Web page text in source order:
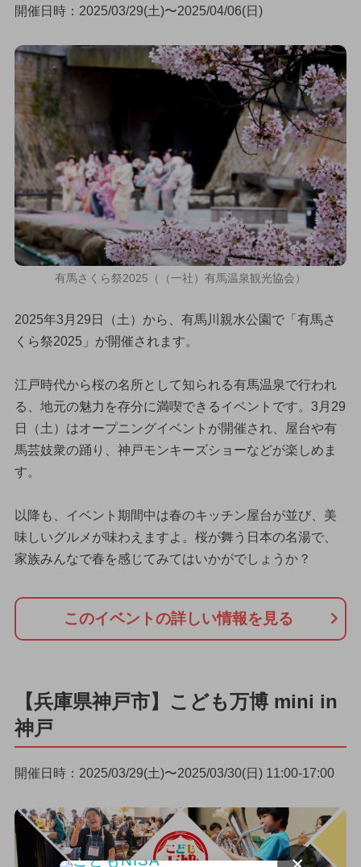
開催日時：2025/03/29(土)〜2025/04/06(日)
有馬さくら祭2025（（一社）有馬温泉観光協会）
2025年3月29日（土）から、有馬川親水公園で「有馬さ
くら祭2025」が開催されます。
江戸時代から桜の名所として知られる有馬温泉で行われ
る、地元の魅力を存分に満喫できるイベントです。3月29
日（土）はオープニングイベントが開催され、屋台や有
馬芸妓衆の踊り、神戸モンキーズショーなどが楽しめま
す。
以降も、イベント期間中は春のキッチン屋台が並び、美
味しいグルメが味わえますよ。桜が舞う日本の名湯で、
家族みんなで春を感じてみてはいかがでしょうか？
このイベントの詳しい情報を見る
【兵庫県神戸市】こども万博 mini in
神戸
開催日時：2025/03/29(土)〜2025/03/30(日) 11:00-17:00